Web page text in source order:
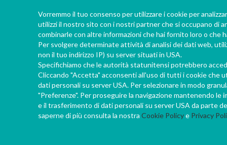
accogliete ristorante, a godere di un
vero convivio giapponese
• per scoprire da Francesco e dal suo
staff sempre nuove e appassionanti
chicche sul mondo nipponico
Vorremmo il tuo consenso per utilizzare i cookie per
utilizzi il nostro sito con i nostri partner che si occupano di
combinarle con altre informazioni che hai fornito loro o che
Per svolgere determinate attività di analisi dei dati web,
non il tuo indirizzo IP) su server situati in USA.
Specifichiamo che le autorità statunitensi potrebbero
Cliccando "Accetta" acconsenti all'uso di tutti i cookie che
dati personali su server USA. Per selezionare in modo
"Preferenze". Per proseguire la navigazione mantenendo
e il trasferimento di dati personali su server USA da parte
saperne di più consulta la nostra Cookie Policye Privacy